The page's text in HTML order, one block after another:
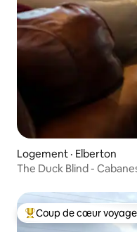
Logement · Elberton
The Duck Blind -
Coup de cœur
Coup de cœur